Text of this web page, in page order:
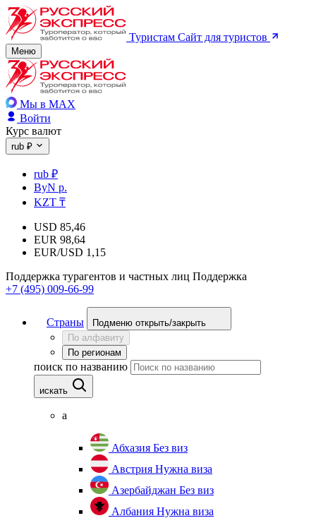
Туристам Сайт для туристов
Меню
Мы в MAX
Войти
Курс валют
rub ₽
rub ₽
ByN р.
KZT ₸
USD 85,46
EUR 98,64
EUR/USD 1,15
Поддержка турагентов и частных лиц Поддержка
+7 (495) 009-66-99
Страны
Подменю открыть/закрыть
По алфавиту
По регионам
поиск по названию
искать
а
Абхазия Без виз
Австрия Нужна виза
Азербайджан Без виз
Албания Нужна виза